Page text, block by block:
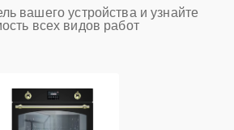
вашего устройства и узнайте
всех видов работ